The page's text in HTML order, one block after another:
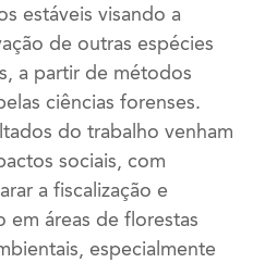
estáveis visando a
de outras espécies
a partir de métodos
ciências forenses.
do trabalho venham
sociais, com
a fiscalização e
áreas de florestas
especialmente